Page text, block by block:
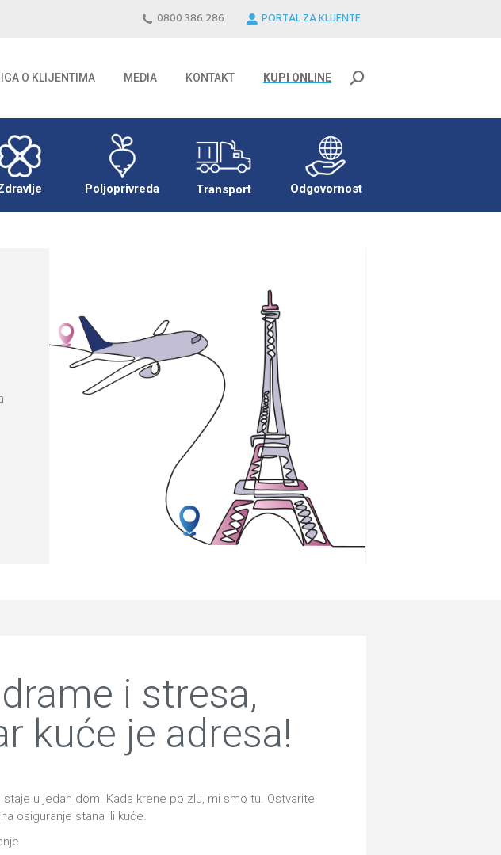
0800 386 286 PORTAL ZA KLIJENTE
O KLIJENTIMA MEDIA KONTAKT KUPI ONLINE Search:
Poljoprivreda Transport Odgovornost
i stresa,
kuće je adresa!
u jedan dom. Kada krene po zlu, mi smo tu. Ostvarite
osiguranje stana ili kuće.
MEDIA KONTAKT KUPI ONLINE Search: